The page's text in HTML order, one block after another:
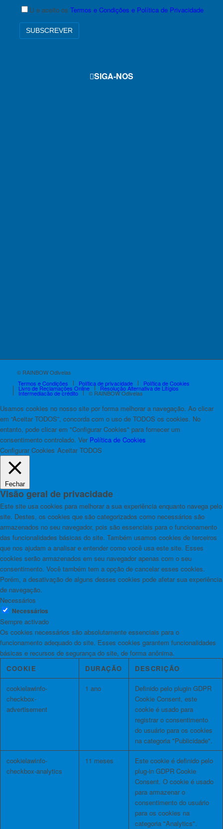
Li e aceito os Termos e Condições e Política de Privacidade
SIGA-NOS
© RAINBOW Odivelas
Termos e Condições
Política de privacidade Política de Cookies
Livro de Reclamações Online Resolução Alternativa de Litígios
Intermediação de crédito © RAINBOW Odivelas
Usamos cookies no nosso site por forma melhorar a navegação. Ao clicar
em “Aceitar TODOS”, concorda com o uso de TODOS os cookies. No
entanto, pode clicar em "Configurar Cookies" para fornecer um
consentimento controlado. Ver Política de Cookies
Configurar Cookies Aceitar TODOS
Fechar
Visão geral de privacidade
Este site usa cookies para melhorar a sua experiência enquanto navega pelo
site. Destes, os cookies que são categorizados como necessários são
armazenados no seu navegador, pois são essenciais para o funcionamento
das funcionalidades básicas do site. Também usamos cookies de terceiros
que nos ajudam a analisar e entender como você usa este site. Esses
cookies serão armazenados em seu navegador apenas com o seu
consentimento. Você também tem a opção de cancelar esses cookies.
Porém, a desativação de alguns desses cookies pode afetar sua experiência
de navegação.
Necessários
Necessários
Sempre activado
Os cookies necessários são absolutamente essenciais para o
funcionamento adequado do site. Esses cookies garantem funcionalidades
básicas e recursos de segurança do site, de forma anônima.
COOKIE
DURAÇÃO DESCRIÇÃO
cookielawinfo-
checkbox-
advertisement
1 ano
Definido pelo plugin GDPR
Cookie Consent, este
cookie é usado para
registrar o consentimento
do usuário para os cookies
na categoria "Publicidade".
cookielawinfo-
checkbox-analytics
11 meses
Este cookie é definido pelo
plug-in GDPR Cookie
Consent. O cookie é usado
para armazenar o
consentimento do usuário
para os cookies na
categoria "Analytics".